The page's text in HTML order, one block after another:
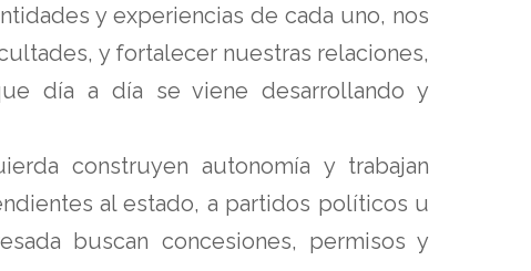
y experiencias de cada uno, nos
y fortalecer nuestras relaciones,
día a día se viene desarrollando y
construyen autonomía y trabajan
al estado, a partidos políticos u
buscan concesiones, permisos y